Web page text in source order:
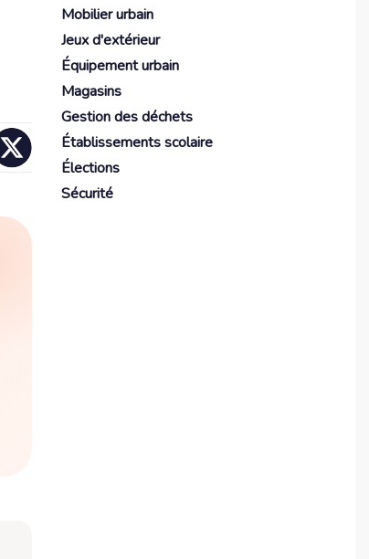
Mobilier urbain
Jeux d'extérieur
Équipement urbain
Magasins
Gestion des déchets
Établissements scolaire
Élections
Sécurité